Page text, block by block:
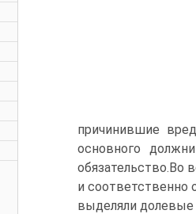
причинившие
основного
обязательство.Во
и соответственно
выделяли долевые